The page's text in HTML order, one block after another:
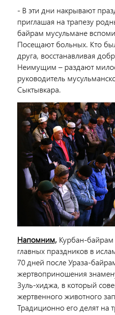
- В эти дни накрывают
приглашая на трапезу
байрам мусульмане
Посещают больных. Кто
друга, восстанавливая
Неимущим – раздают
руководитель
Сыктывкара.
Напомним, Курбан-
главных праздников в
70 дней после Ураза-
жертвоприношения
Зуль-хиджа, в который
жертвенного животного
Традиционно его делят на